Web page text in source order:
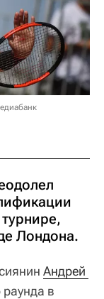
Лондона.
Андрей
в